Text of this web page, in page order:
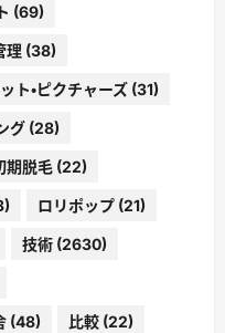
(69)
理 (38)
ト・ピクチャーズ (31)
グ (28)
期脱毛 (22)
ロリポップ (21)
技術 (2630)
(48) 比較 (22)